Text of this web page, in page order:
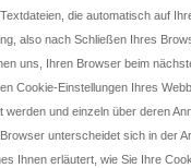
die automatisch auf
also nach Schließen Ihres
uns, Ihren Browser beim
Cookie-Einstellungen Ihres
und einzeln über deren
unterscheidet sich in der
Ihnen erläutert, wie Sie Ihre